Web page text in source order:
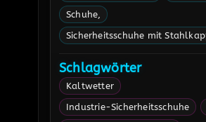
Schuhe
Sicherheitsschuhe mit
Schlagwörter
Kaltwetter
Industrie-Sicherheitsschuhe